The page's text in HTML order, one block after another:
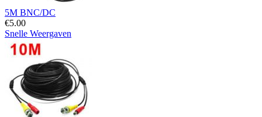
5M BNC/DC
€5.00
Snelle Weergaven